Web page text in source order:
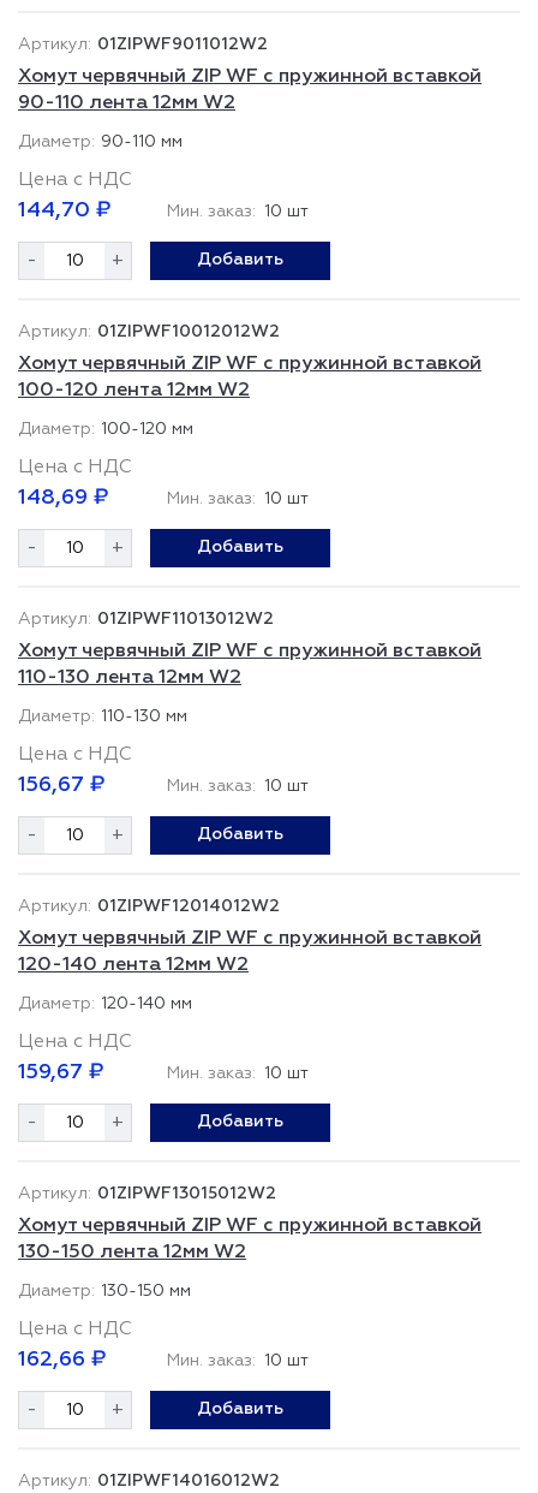
01ZIPWF9011012W2
Хомут червячный ZIP WF с пружинной вставкой
90-110 лента 12мм W2
90-110 мм
Цена с НДС
144,70 ₽ Мин. заказ: 10 шт
- + Добавить
01ZIPWF10012012W2
Хомут червячный ZIP WF с пружинной вставкой
100-120 лента 12мм W2
100-120 мм
Цена с НДС
148,69 ₽ Мин. заказ: 10 шт
- + Добавить
01ZIPWF11013012W2
Хомут червячный ZIP WF с пружинной вставкой
110-130 лента 12мм W2
110-130 мм
Цена с НДС
156,67 ₽ Мин. заказ: 10 шт
- + Добавить
01ZIPWF12014012W2
Хомут червячный ZIP WF с пружинной вставкой
120-140 лента 12мм W2
120-140 мм
Цена с НДС
159,67 ₽ Мин. заказ: 10 шт
- + Добавить
01ZIPWF13015012W2
Хомут червячный ZIP WF с пружинной вставкой
130-150 лента 12мм W2
130-150 мм
Цена с НДС
162,66 ₽ Мин. заказ: 10 шт
- + Добавить
01ZIPWF14016012W2